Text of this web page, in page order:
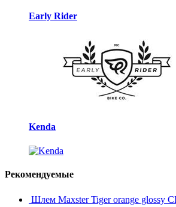
Early Rider
Kenda
Рекомендуемые
Шлем Maxster Tiger orange glossy